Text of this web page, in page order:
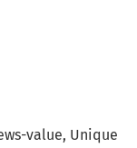
value Unique